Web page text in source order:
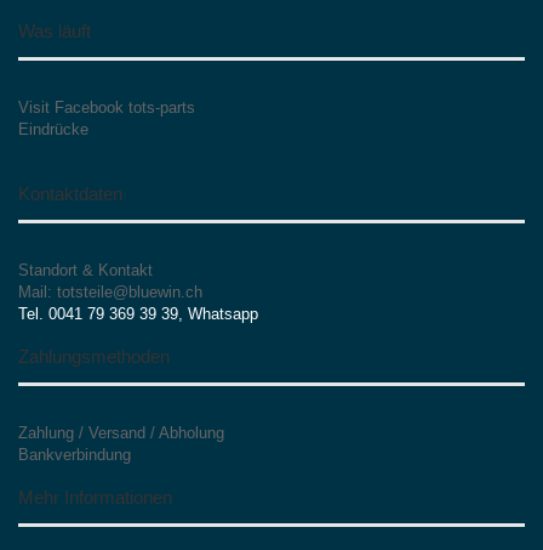
Was läuft
Visit Facebook tots-parts
Eindrücke
Kontaktdaten
Standort & Kontakt
Mail: totsteile@bluewin.ch
Tel. 0041 79 369 39 39, Whatsapp
Zahlungsmethoden
Zahlung / Versand / Abholung
Bankverbindung
Mehr Informationen